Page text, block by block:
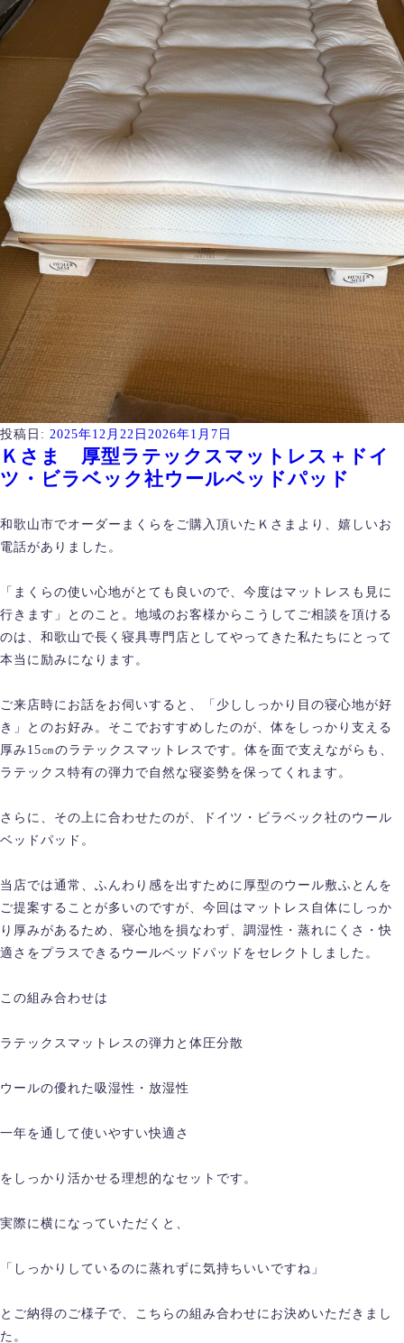
投稿日: 2025年12月22日 2026年1月7日
Ｋさま 厚型ラテックスマットレス＋ドイ
ツ・ビラベック社ウールベッドパッド
和歌山市でオーダーまくらをご購入頂いたＫさまより、嬉しいお
電話がありました。
「まくらの使い心地がとても良いので、今度はマットレスも見に
行きます」とのこと。地域のお客様からこうしてご相談を頂ける
のは、和歌山で長く寝具専門店としてやってきた私たちにとって
本当に励みになります。
ご来店時にお話をお伺いすると、「少ししっかり目の寝心地が好
き」とのお好み。そこでおすすめしたのが、体をしっかり支える
厚み15㎝のラテックスマットレスです。体を面で支えながらも、
ラテックス特有の弾力で自然な寝姿勢を保ってくれます。
さらに、その上に合わせたのが、ドイツ・ビラベック社のウール
ベッドパッド。
当店では通常、ふんわり感を出すために厚型のウール敷ふとんを
ご提案することが多いのですが、今回はマットレス自体にしっか
り厚みがあるため、寝心地を損なわず、調湿性・蒸れにくさ・快
適さをプラスできるウールベッドパッドをセレクトしました。
この組み合わせは
ラテックスマットレスの弾力と体圧分散
ウールの優れた吸湿性・放湿性
一年を通して使いやすい快適さ
をしっかり活かせる理想的なセットです。
実際に横になっていただくと、
「しっかりしているのに蒸れずに気持ちいいですね」
とご納得のご様子で、こちらの組み合わせにお決めいただきまし
た。